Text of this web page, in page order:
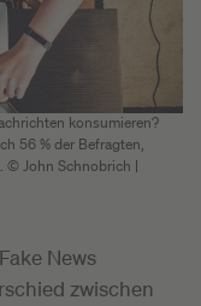
konsumieren?
56 % der Befragten,
© John Schnobrich |
News
zwischen